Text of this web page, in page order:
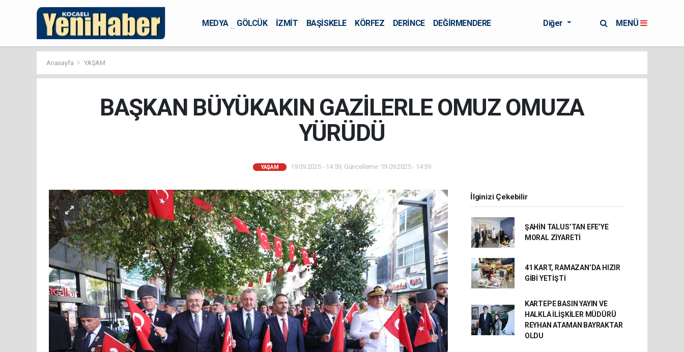
MEDYA GÖLCÜK İZMİT BAŞİSKELE KÖRFEZ DERİNCE
DEĞİRMENDERE
Diğer MENÜ
Anasayfa YAŞAM
BAŞKAN BÜYÜKAKIN GAZİLERLE OMUZ OMUZA
YÜRÜDÜ
YAŞAM 19.09.2025 - 14:59, Güncelleme: 19.09.2025 - 14:59
İlginizi Çekebilir
ŞAHİN TALUS’TAN EFE’YE
MORAL ZİYARETİ
41 KART, RAMAZAN’DA HIZIR
GİBİ YETİŞTİ
KARTEPE BASIN YAYIN VE
HALKLA İLİŞKİLER MÜDÜRÜ
REYHAN ATAMAN BAYRAKTAR
OLDU